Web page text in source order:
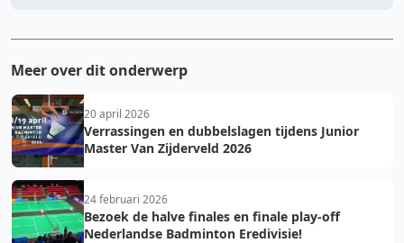
Meer over dit onderwerp
20 april 2026
Verrassingen en dubbelslagen tijdens Junior
Master Van Zijderveld 2026
24 februari 2026
Bezoek de halve finales en finale play-off
Nederlandse Badminton Eredivisie!